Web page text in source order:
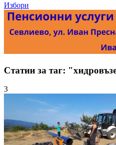
Избори
Статии за таг:
3